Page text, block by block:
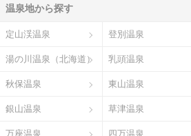
温泉地から探す
定山渓温泉 登別温泉
湯の川温泉（北海道） 乳頭温泉
秋保温泉 東山温泉
銀山温泉 草津温泉
万座温泉 四万温泉